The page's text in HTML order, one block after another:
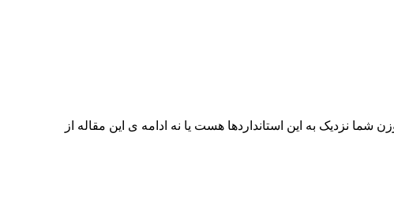
نزدیک به این استانداردها هست یا نه ادامه ی این مقاله از